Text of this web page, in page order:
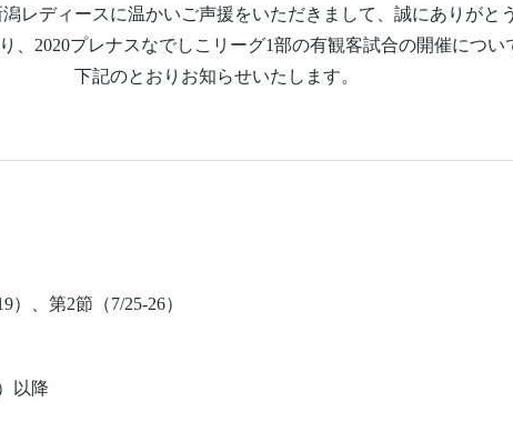
レディースに温かいご声援をいただきまして、誠にありがと
、2020プレナスなでしこリーグ1部の有観客試合の開催につい
下記のとおりお知らせいたします。
、第2節（7/25-26）
以降